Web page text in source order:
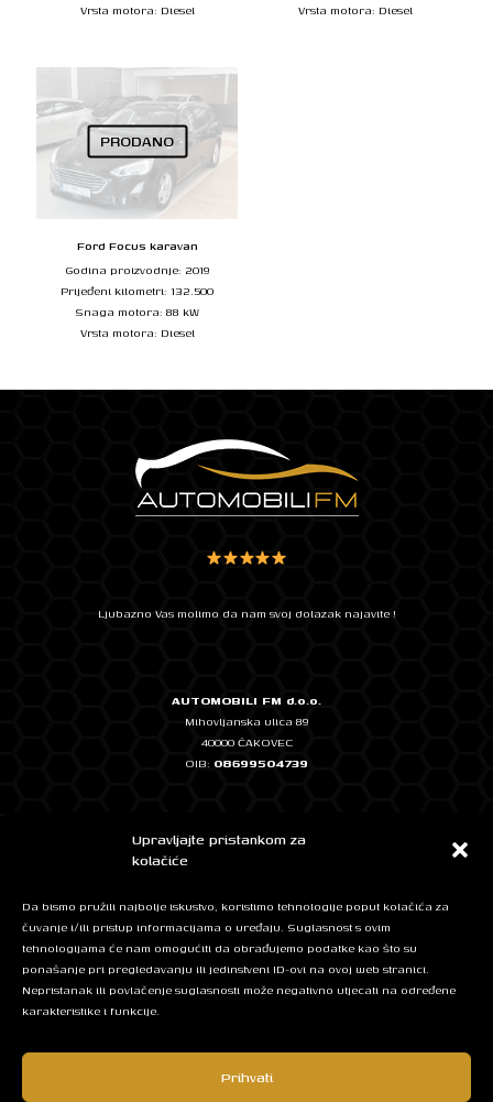
Upravljajte pristankom za
kolačiće
Da bismo pružili najbolje iskustvo, koristimo tehnologije poput kolačića za
čuvanje i/ili pristup informacijama o uređaju. Suglasnost s ovim
tehnologijama će nam omogućiti da obrađujemo podatke kao što su
ponašanje pri pregledavanju ili jedinstveni ID-ovi na ovoj web stranici.
Nepristanak ili povlačenje suglasnosti može negativno utjecati na određene
karakteristike i funkcije.
Prihvati
Vrsta motora: Diesel
Vrsta motora: Diesel
PRODANO
Ford Focus karavan
Godina proizvodnje: 2019
Prijeđeni kilometri: 132.500
Snaga motora: 88 kW
Vrsta motora: Diesel
Ljubazno Vas molimo da nam svoj dolazak najavite !
AUTOMOBILI FM d.o.o.
Mihovljanska ulica 89
40000 ČAKOVEC
OIB: 08699504739
Temeljni kapital: 2.500,00 EUR, uplaćen u cijelosti
IBAN: HR0724020061101348572 - ERSTE & STEIERMÄRKISCHE BANK
Mob: + 385 95 525 5420
E-mail:info@automobilifm.hr